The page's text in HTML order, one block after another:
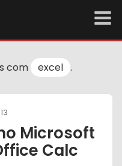
com excel .
Microsoft
Calc